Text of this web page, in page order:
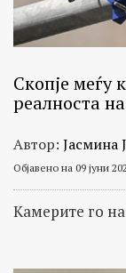
Скопје меѓу
реалноста
Автор: Јасмина
Објавено на 09 јуни
Камерите го